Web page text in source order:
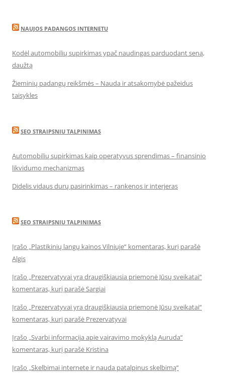
NAUJOS PADANGOS INTERNETU
Kodėl automobilių supirkimas ypač naudingas parduodant seną,
daužtą
Žieminių padangų reikšmės – Nauda ir atsakomybė pažeidus
taisykles
SEO STRAIPSNIU TALPINIMAS
Automobilių supirkimas kaip operatyvus sprendimas – finansinio
likvidumo mechanizmas
Didelis vidaus durų pasirinkimas – rankenos ir interjeras
SEO STRAIPSNIU TALPINIMAS
Įrašo „Plastikinių langų kainos Vilniuje“ komentaras, kurį parašė
Algis
Įrašo „Prezervatyvai yra draugiškiausia priemonė Jūsų sveikatai“
komentaras, kurį parašė Sargiai
Įrašo „Prezervatyvai yra draugiškiausia priemonė Jūsų sveikatai“
komentaras, kurį parašė Prezervatyvai
Įrašo „Svarbi informacija apie vairavimo mokyklą Auruda“
komentaras, kurį parašė Kristina
Įrašo „Skelbimai internete ir nauda patalpinus skelbimą“